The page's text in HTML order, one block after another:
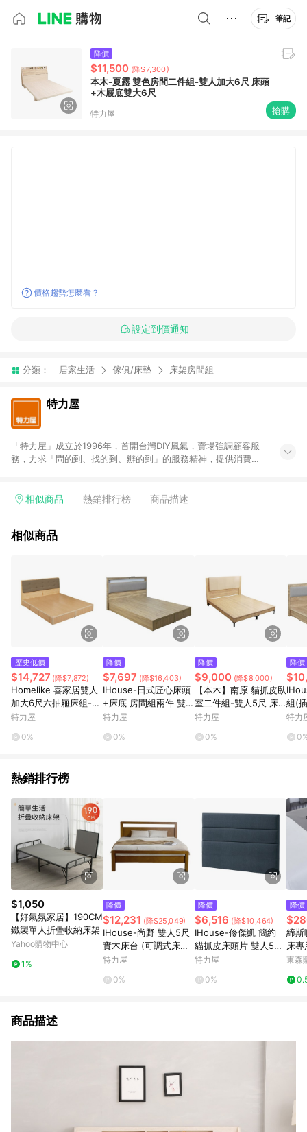
筆記
降價
$11,500 (降$7,300)
本木-夏露 雙色房間二件組-雙人加大6尺 床頭
+木屐底雙大6尺
特力屋 搶購
價格趨勢怎麼看？
設定到價通知
分類： 居家生活 傢俱/床墊 床架房間組
特力屋
「特力屋」成立於1996年，首開台灣DIY風氣，賣場強調顧客服
務，力求「問的到、找的到、辦的到」的服務精神，提供消費者
客找到居家修繕、佈置或裝潢時所需；另外，在各家分店內規劃
等各方面進行整合，提升服務質感，期望每一位來店顧客，能輕
發與靈感(Exciting experience)，同時持續提供消費者居家修繕
最佳解決方案，以創造優質居家環境為首要目標，成為消費者打
造幸福家園時的優先選擇。
相似商品 熱銷排行榜 商品描述
相似商品
歷史低價
$14,727 (降$7,872)
Homelike 喜家居雙人
加大6尺六抽屜床組-原
木色(2531)
特力屋
0%
降價
$7,697 (降$16,403)
IHouse-日式匠心床頭
+床底 房間組兩件 雙大
6尺梧桐
特力屋
0%
降價
$9,000 (降$8,000)
【本木】南原 貓抓皮臥
室二件組-雙人5尺 床
片+暮春架高梧桐
特力屋
0%
降價
組(
底)
特力
熱銷排行榜
$1,050
【好氣氛家居】190CM
鐵製單人折疊收納床架
Yahoo購物中心
1%
降價
$12,231 (降$25,049)
IHouse-尚野 雙人5尺
實木床台 (可調式床台/
床架/高腳床/雙人床/床
特力屋
0%
降價
$6,516 (降$10,464)
IHouse-修傑凱 簡約
貓抓皮床頭片 雙人5尺
鐵灰色#707-01
特力屋
0%
降價
締斯
床專
床
東森
商品描述